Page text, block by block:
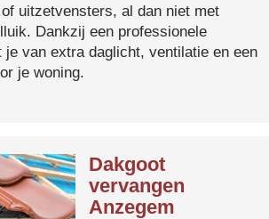
uitzetvensters, al dan niet met
Dankzij een professionele
je van extra daglicht, ventilatie en een
je woning.
Dakgoot
vervangen
Anzegem